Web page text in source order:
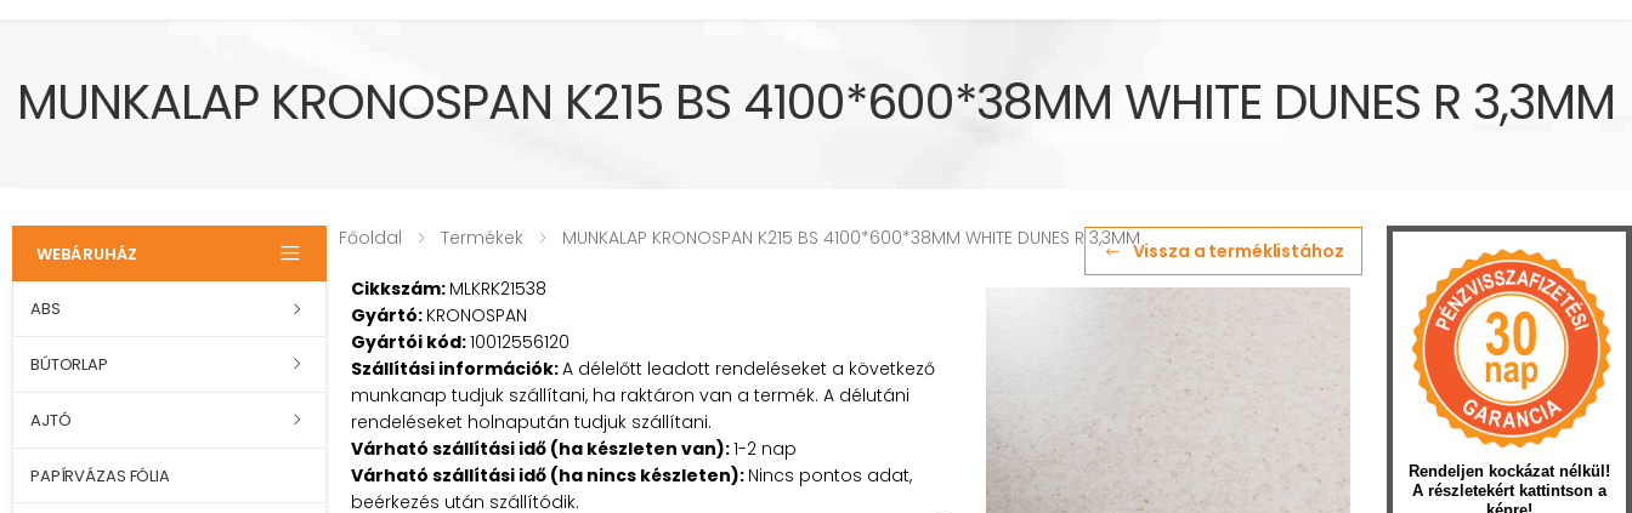
MUNKALAP KRONOSPAN K215 BS 4100*600*38MM WHITE DUNES R 3,3MM
WEBÁRUHÁZ
ABS
BÚTORLAP
AJTÓ
PAPÍRVÁZAS FÓLIA
Főoldal Termékek MUNKALAP KRONOSPAN K215 BS 4100*600*38MM WHITE DUNES R 3,3MM
Vissza a terméklistához
Cikkszám: MLKRK21538
Gyártó: KRONOSPAN
Gyártói kód:10012556120
Szállítási információk:A délelőtt leadott rendeléseket a következő
munkanap tudjuk szállítani, ha raktáron van a termék. A délutáni
rendeléseket holnapután tudjuk szállítani.
Várható szállítási idő (ha készleten van):1-2 nap
Várható szállítási idő (ha nincs készleten): Nincs pontos adat,
beérkezés után szállítódik.
Rendeljen kockázat nélkül!
A részletekért kattintson a